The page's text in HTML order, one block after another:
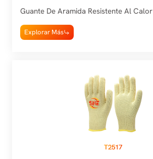
Guante De Aramida Resistente Al Calor
Explorar Más
T2517